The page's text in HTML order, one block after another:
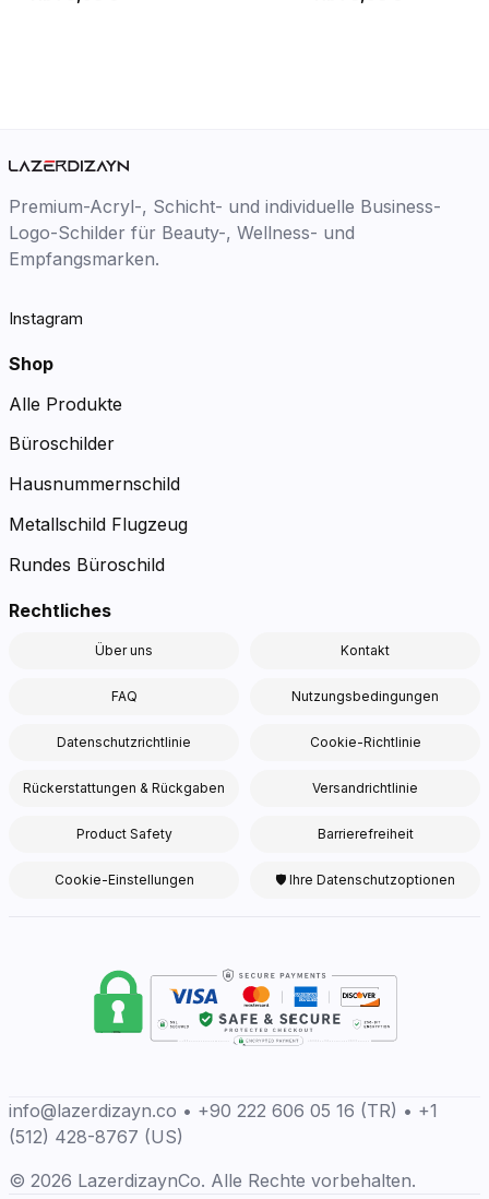
Premium-Acryl-, Schicht- und individuelle Business-
Logo-Schilder für Beauty-, Wellness- und
Empfangsmarken.
Instagram
Shop
Alle Produkte
Büroschilder
Hausnummernschild
Metallschild Flugzeug
Rundes Büroschild
Rechtliches
Über uns Kontakt
FAQ Nutzungsbedingungen
Datenschutzrichtlinie Cookie-Richtlinie
Rückerstattungen & Rückgaben Versandrichtlinie
Product Safety Barrierefreiheit
Cookie-Einstellungen 🛡 Ihre Datenschutzoptionen
info@lazerdizayn.co • +90 222 606 05 16 (TR) • +1
(512) 428-8767 (US)
© 2026 LazerdizaynCo. Alle Rechte vorbehalten.